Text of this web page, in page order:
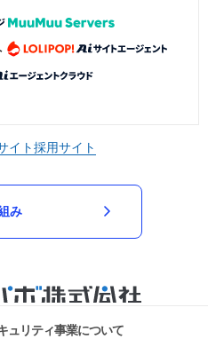
イト採用サイト
み
ュリティ事業について